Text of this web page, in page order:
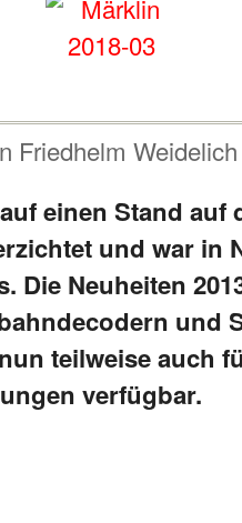
Friedhelm
einen Stand auf
und war in
Die Neuheiten
und
teilweise auch
verfügbar.